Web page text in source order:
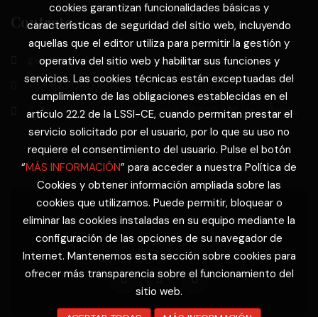
Contacto
gerente@cascohistoricosantacruz.com
+34 623 040 680
Calle Vaquero, 2º Bloque (Bajo). 38700 S/C de la Palma
© Copyright Casco Histórico Santa Cruz de La
Palma
cookies garantizan funcionalidades básicas y
características de seguridad del sitio web, incluyendo
aquellas que el editor utiliza para permitir la gestión y
operativa del sitio web y habilitar sus funciones y
servicios. Las cookies técnicas están exceptuadas del
cumplimiento de las obligaciones establecidas en el
artículo 22.2 de la LSSI-CE, cuando permitan prestar el
servicio solicitado por el usuario, por lo que su uso no
requiere el consentimiento del usuario. Pulse el botón
“MÁS INFORMACIÓN” para acceder a nuestra Política de
Cookies y obtener información ampliada sobre las
cookies que utilizamos. Puede permitir, bloquear o
eliminar las cookies instaladas en su equipo mediante la
configuración de las opciones de su navegador de
Internet. Mantenemos esta sección sobre cookies para
ofrecer más transparencia sobre el funcionamiento del
sitio web.